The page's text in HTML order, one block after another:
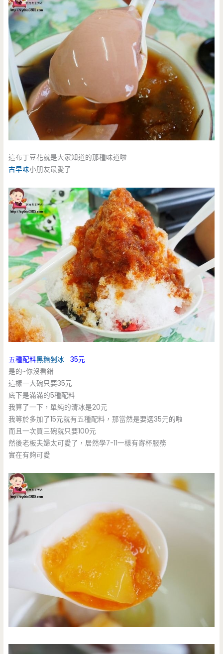
這布丁豆花就是大家知道的那種味道啦
古早味小朋友最愛了
五種配料黑糖剉冰 35元
是的~你沒看錯
這樣一大碗只要35元
底下是滿滿的5種配料
我算了一下，單純的清冰是20元
我等於多加了15元就有五種配料，那當然是要選35元的啦
而且一次買三碗就只要100元
然後老板夫婦太可愛了，居然學7-11一樣有寄杯服務
實在有夠可愛